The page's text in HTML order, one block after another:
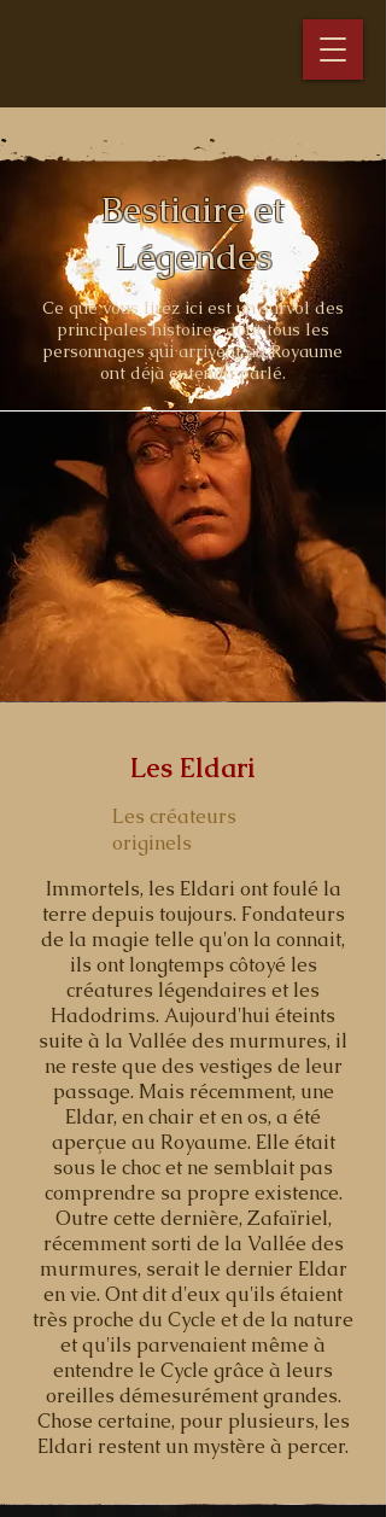
Bestiaire et
Légendes
Ce que vous lirez ici est un survol des
principales histoires dont tous les
personnages qui arrivent au Royaume
ont déjà entendu parlé.
Les Eldari
Les créateurs
originels
Immortels, les Eldari ont foulé la
terre depuis toujours. Fondateurs
de la magie telle qu'on la connait,
ils ont longtemps côtoyé les
créatures légendaires et les
Hadodrims. Aujourd'hui éteints
suite à la Vallée des murmures, il
ne reste que des vestiges de leur
passage. Mais récemment, une
Eldar, en chair et en os, a été
aperçue au Royaume. Elle était
sous le choc et ne semblait pas
comprendre sa propre existence.
Outre cette dernière, Zafaïriel,
récemment sorti de la Vallée des
murmures, serait le dernier Eldar
en vie. Ont dit d'eux qu'ils étaient
très proche du Cycle et de la nature
et qu'ils parvenaient même à
entendre le Cycle grâce à leurs
oreilles démesurément grandes.
Chose certaine, pour plusieurs, les
Eldari restent un mystère à percer.